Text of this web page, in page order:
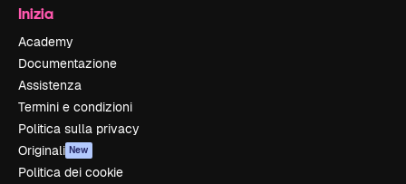
Inizia
Academy
Documentazione
Assistenza
Termini e condizioni
Politica sulla privacy
Originali New
Politica dei cookie